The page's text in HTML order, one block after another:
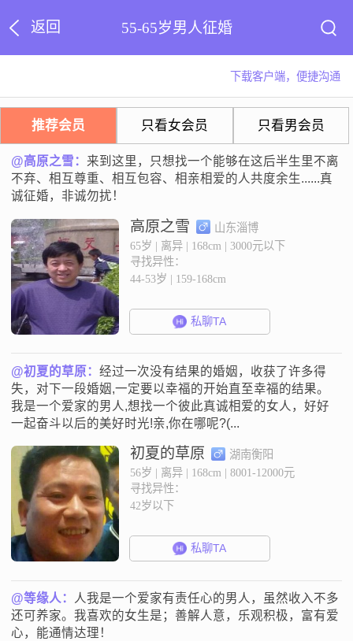
返回 55-65岁男人征婚
下载客户端，便捷沟通
推荐会员 只看女会员 只看男会员
@高原之雪： 来到这里，只想找一个能够在这后半生里不离
不弃、相互尊重、相互包容、相亲相爱的人共度余生......真
诚征婚，非诚勿扰！
高原之雪
山东淄博
65岁 | 离异 | 168cm | 3000元以下
寻找异性：
44-53岁 | 159-168cm
私聊TA
@初夏的草原：经过一次没有结果的婚姻，收获了许多得
失，对下一段婚姻,一定要以幸福的开始直至幸福的结果。
我是一个爱家的男人,想找一个彼此真诚相爱的女人，好好
一起奋斗以后的美好时光!亲,你在哪呢?(...
初夏的草原
湖南衡阳
56岁 | 离异 | 168cm | 8001-12000元
寻找异性：
42岁以下
私聊TA
@等缘人： 人我是一个爱家有责任心的男人，虽然收入不多
还可养家。我喜欢的女生是；善解人意，乐观积极，富有爱
心，能通情达理！